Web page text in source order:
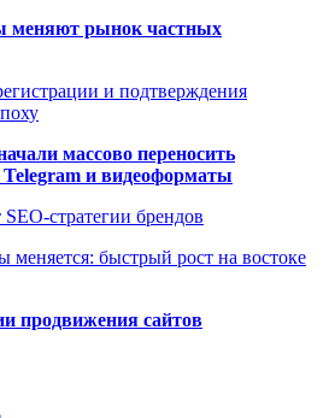
меняют рынок частных
и подтверждения
массово переносить
и видеоформаты
стратегии брендов
меняется: быстрый рост на востоке
продвижения сайтов